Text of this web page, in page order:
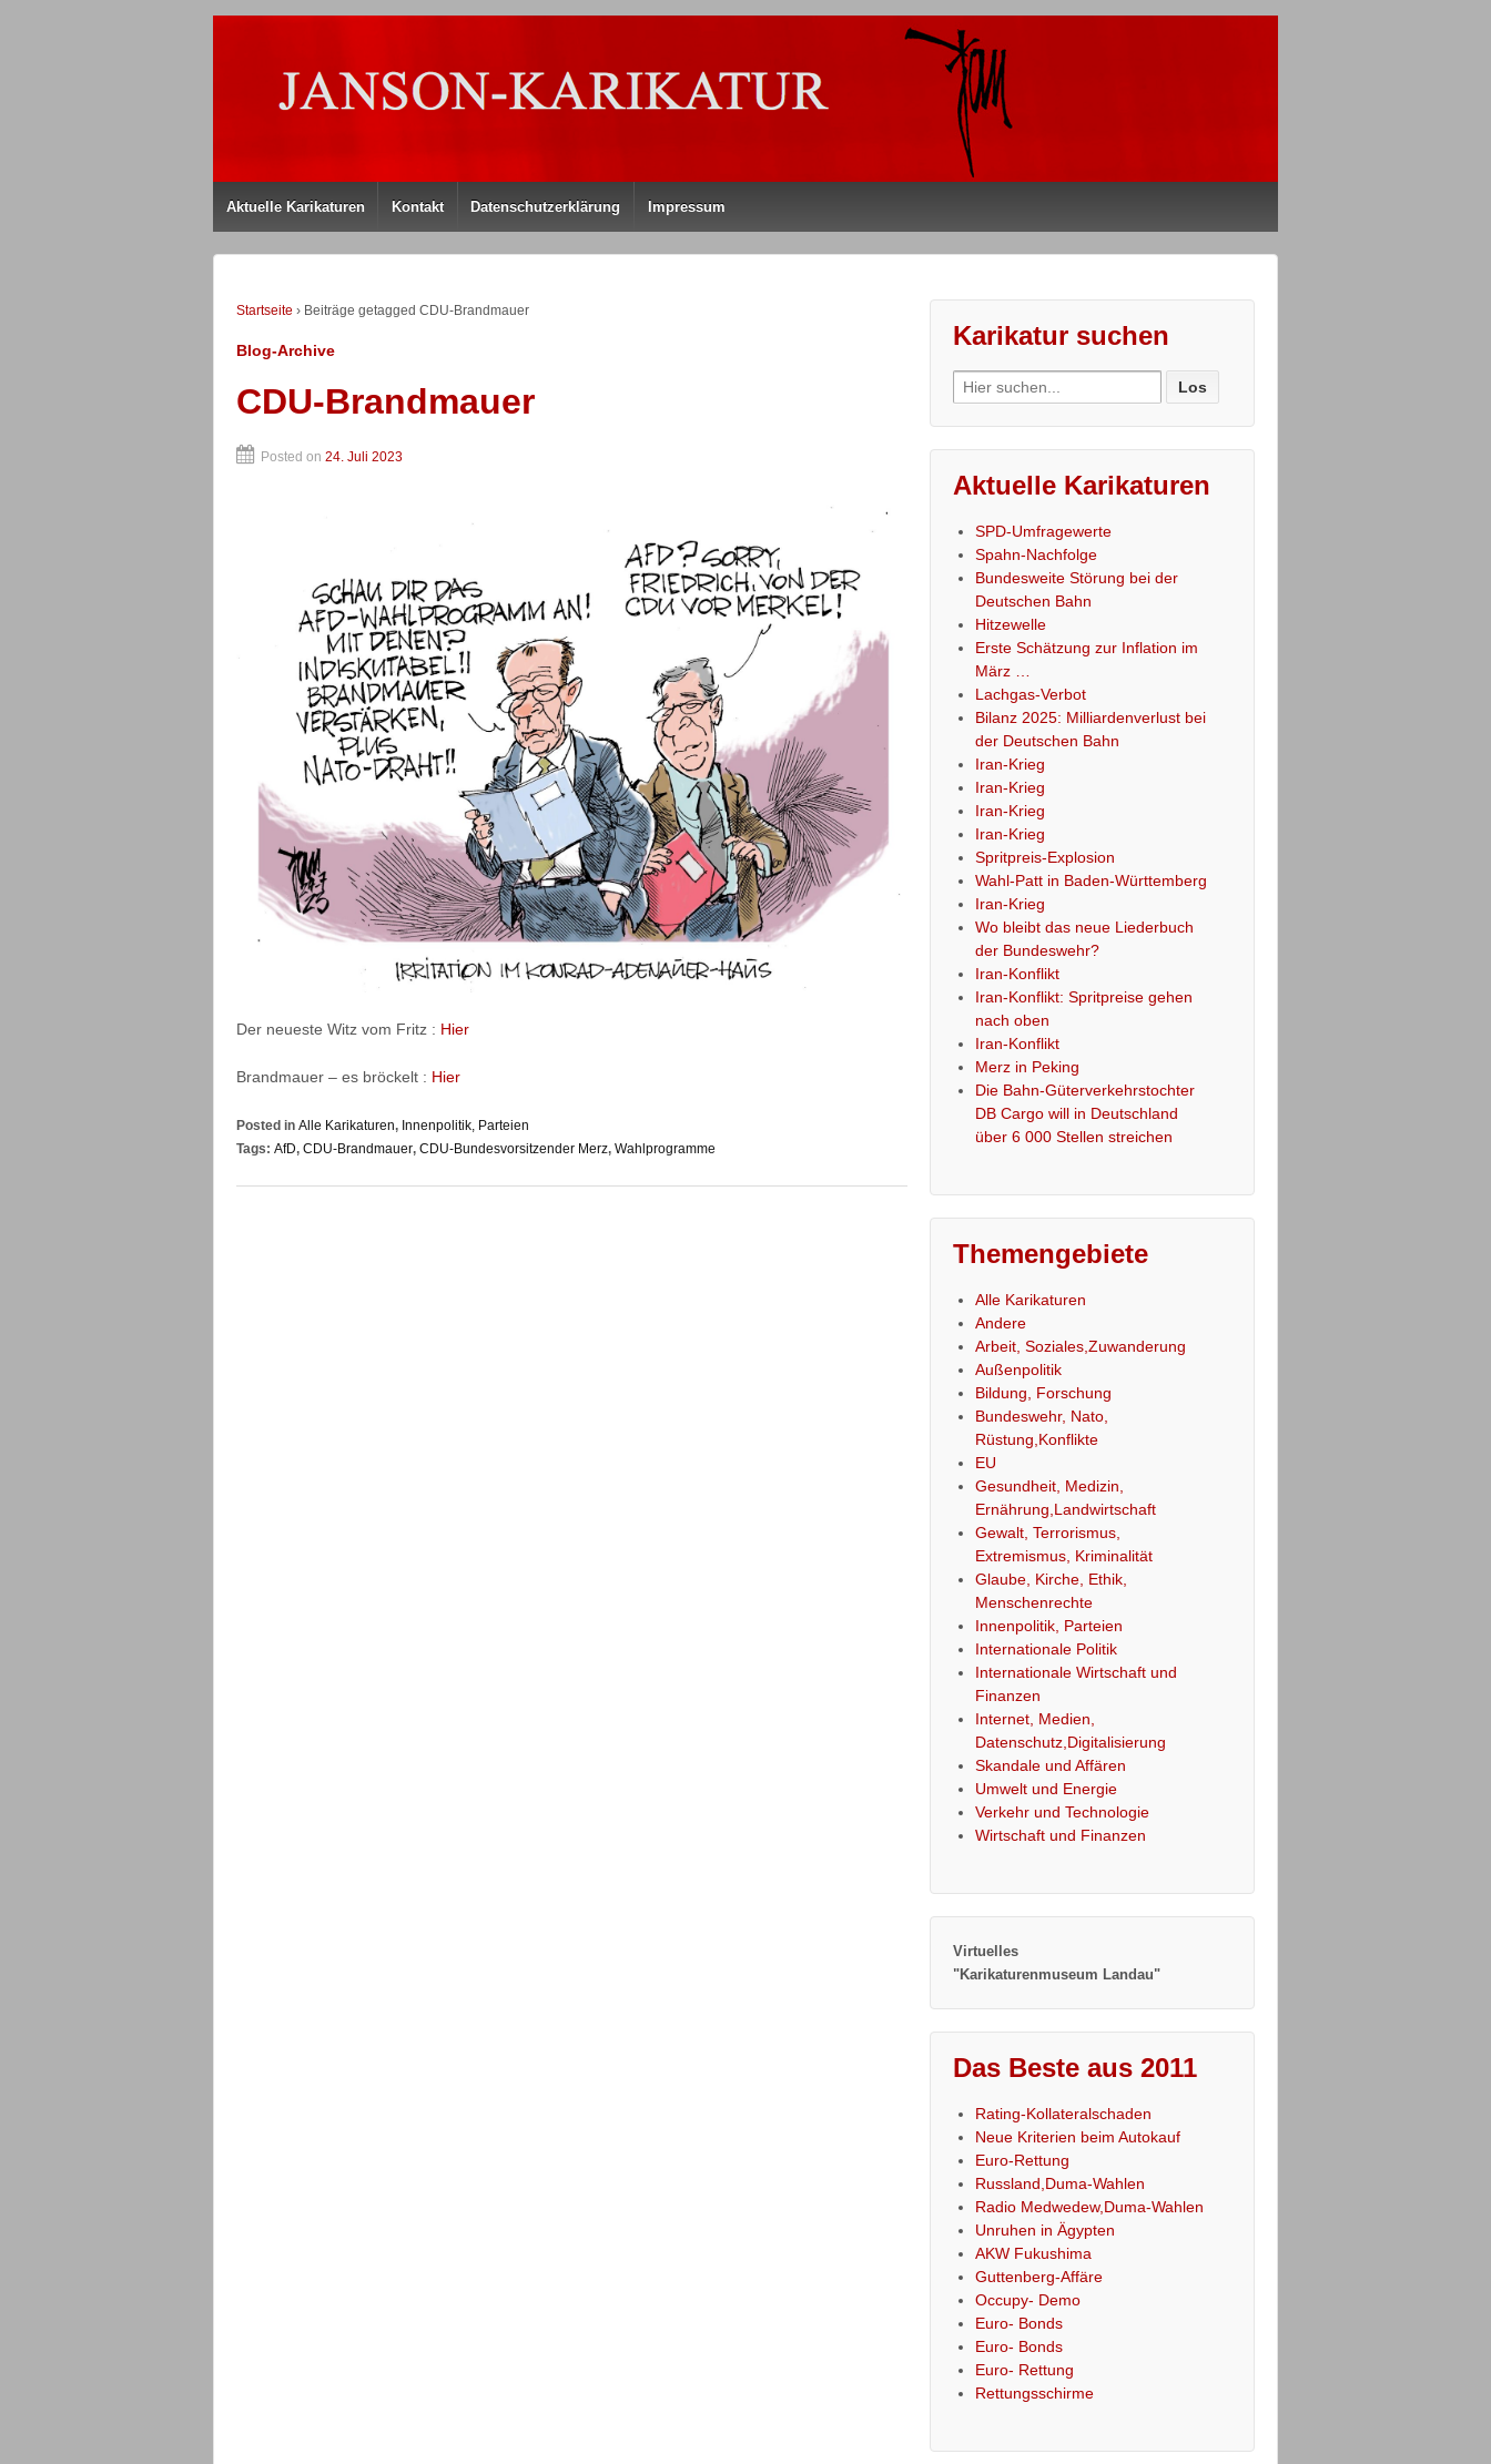
Aktuelle Karikaturen Kontakt Datenschutzerklärung Impressum
Startseite › Beiträge getagged CDU-Brandmauer
Blog-Archive
CDU-Brandmauer
Posted on 24. Juli 2023
Der neueste Witz vom Fritz : Hier
Brandmauer – es bröckelt : Hier
Posted in Alle Karikaturen, Innenpolitik, Parteien
Tags: AfD, CDU-Brandmauer, CDU-Bundesvorsitzender Merz, Wahlprogramme
Karikatur suchen
Search
for:
Aktuelle Karikaturen
SPD-Umfragewerte
Spahn-Nachfolge
Bundesweite Störung bei der
Deutschen Bahn
Hitzewelle
Erste Schätzung zur Inflation im
März …
Lachgas-Verbot
Bilanz 2025: Milliardenverlust bei
der Deutschen Bahn
Iran-Krieg
Iran-Krieg
Iran-Krieg
Iran-Krieg
Spritpreis-Explosion
Wahl-Patt in Baden-Württemberg
Iran-Krieg
Wo bleibt das neue Liederbuch
der Bundeswehr?
Iran-Konflikt
Iran-Konflikt: Spritpreise gehen
nach oben
Iran-Konflikt
Merz in Peking
Die Bahn-Güterverkehrstochter
DB Cargo will in Deutschland
über 6 000 Stellen streichen
Themengebiete
Alle Karikaturen
Andere
Arbeit, Soziales,Zuwanderung
Außenpolitik
Bildung, Forschung
Bundeswehr, Nato,
Rüstung,Konflikte
EU
Gesundheit, Medizin,
Ernährung,Landwirtschaft
Gewalt, Terrorismus,
Extremismus, Kriminalität
Glaube, Kirche, Ethik,
Menschenrechte
Innenpolitik, Parteien
Internationale Politik
Internationale Wirtschaft und
Finanzen
Internet, Medien,
Datenschutz,Digitalisierung
Skandale und Affären
Umwelt und Energie
Verkehr und Technologie
Wirtschaft und Finanzen
Virtuelles
"Karikaturenmuseum Landau"
Das Beste aus 2011
Rating-Kollateralschaden
Neue Kriterien beim Autokauf
Euro-Rettung
Russland,Duma-Wahlen
Radio Medwedew,Duma-Wahlen
Unruhen in Ägypten
AKW Fukushima
Guttenberg-Affäre
Occupy- Demo
Euro- Bonds
Euro- Bonds
Euro- Rettung
Rettungsschirme